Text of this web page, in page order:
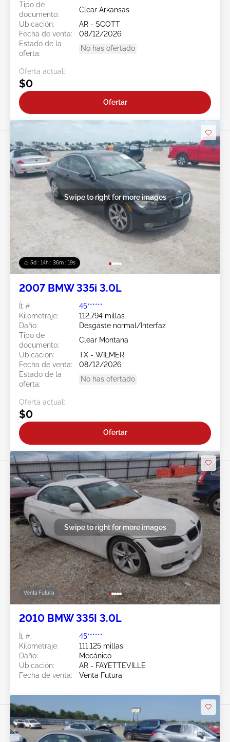
Tipo de
documento:
Clear Arkansas
Ubicación:
AR - SCOTT
Fecha de venta:
08/12/2026
Estado de la
oferta:
No has ofertado
Oferta actual:
$0
Ofertar
5d : 14h : 36m : 18s
Swipe to right for more images
2007 BMW 335i 3.0L
Ít #:
45******
Kilometraje:
112,794 millas
Daño:
Desgaste normal/Interfaz
Tipo de
documento:
Clear Montana
Ubicación:
TX - WILMER
Fecha de venta:
08/12/2026
Estado de la
oferta:
No has ofertado
Oferta actual:
$0
Ofertar
Venta Futura
Swipe to right for more images
2010 BMW 335I 3.0L
Ít #:
45******
Kilometraje:
111,125 millas
Daño:
Mecánico
Ubicación:
AR - FAYETTEVILLE
Fecha de venta:
Venta Futura